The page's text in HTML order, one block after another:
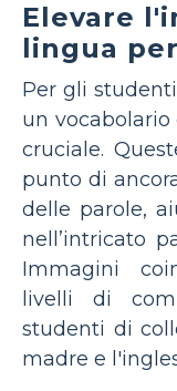
Elevare
lingua
Per gli
un
cruciale.
punto di
delle parole,
nell’intricato
Immagini
livelli di
studenti di
madre e